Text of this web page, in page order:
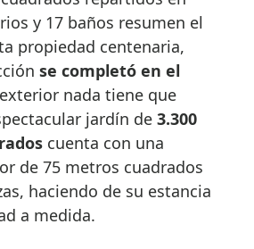
y 17 baños resumen el
propiedad centenaria,
se completó en el
nada tiene que
jardín de 3.300
cuenta con una
de 75 metros cuadrados
haciendo de su estancia
a medida.